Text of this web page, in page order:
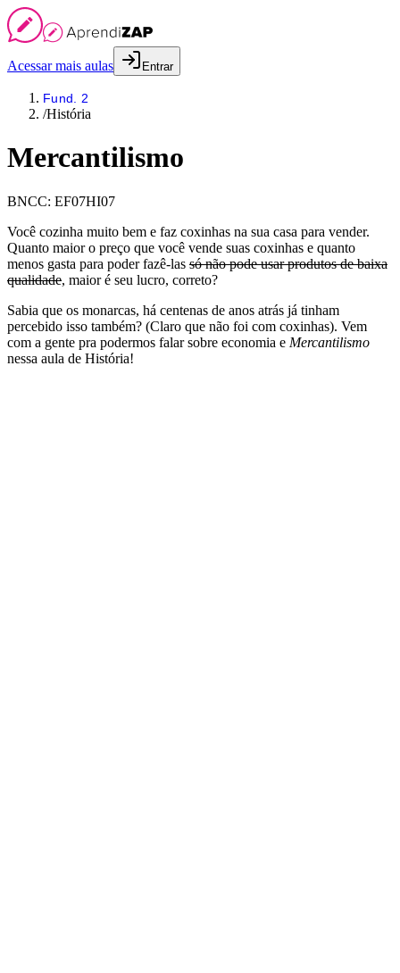
Acessar mais aulas Entrar
Fund. 2
/História
Mercantilismo
BNCC: EF07HI07
Você cozinha muito bem e faz coxinhas na sua casa para vender.
Quanto maior o preço que você vende suas coxinhas e quanto
menos gasta para poder fazê-las só não pode usar produtos de baixa
qualidade, maior é seu lucro, correto?
Sabia que os monarcas, há centenas de anos atrás já tinham
percebido isso também? (Claro que não foi com coxinhas). Vem
com a gente pra podermos falar sobre economia e Mercantilismo
nessa aula de História!